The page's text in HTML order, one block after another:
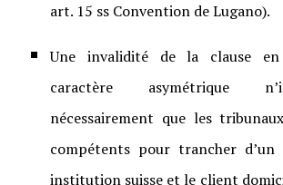
art. 15 ss Convention de Lugano).
Une invalidité de la clause
caractère asymétrique
nécessairement que les
compétents pour trancher
institution suisse et le client